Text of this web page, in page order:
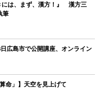
には、まず、漢方！』 漢方三
筆
広島市で公開講座、オンライン
命」】天空を見上げて